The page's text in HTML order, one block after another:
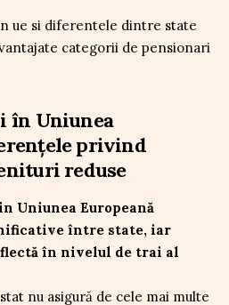
în Uniunea
privind
reduse
Uniunea Europeană
între state, iar
în nivelul de trai al
nu asigură de cele mai multe